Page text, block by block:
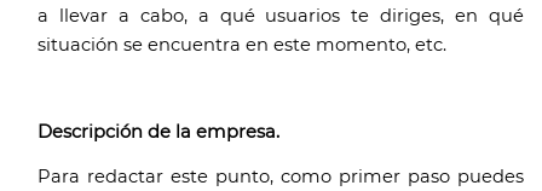
a llevar a cabo, a qué usuarios te diriges, en qué
situación se encuentra en este momento, etc.
Descripción de la empresa.
Para redactar este punto, como primer paso puedes